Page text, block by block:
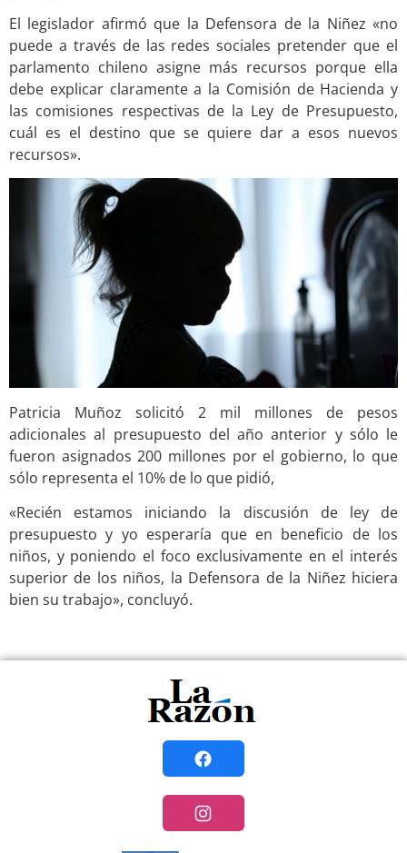
El legislador afirmó que la Defensora de la Niñez «no
puede a través de las redes sociales pretender que el
parlamento chileno asigne más recursos porque ella
debe explicar claramente a la Comisión de Hacienda y
las comisiones respectivas de la Ley de Presupuesto,
cuál es el destino que se quiere dar a esos nuevos
recursos».
Patricia Muñoz solicitó 2 mil millones de pesos
adicionales al presupuesto del año anterior y sólo le
fueron asignados 200 millones por el gobierno, lo que
sólo representa el 10% de lo que pidió,
«Recién estamos iniciando la discusión de ley de
presupuesto y yo esperaría que en beneficio de los
niños, y poniendo el foco exclusivamente en el interés
superior de los niños, la Defensora de la Niñez hiciera
bien su trabajo», concluyó.